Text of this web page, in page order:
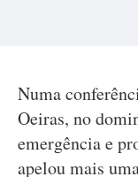
Numa
Oeiras, no
emergência e
apelou mais